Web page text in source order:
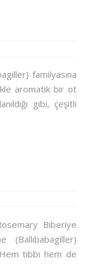
familyasına
aromatik bir ot
gibi, çeşitli
Biberiye
(Ballıbabagiller)
tıbbi hem de